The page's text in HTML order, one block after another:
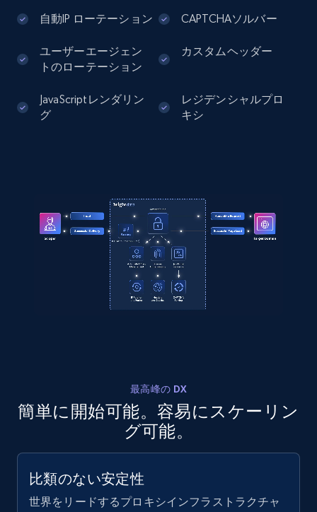
11.3K+ 無料トライアル
URL
URL, ID, User id, Use url, Title, Headline, Post
LinkedIn posts - Discover posts by Profile
URL, ID, User id, Use url, Title, Headline, Post
text, Date posted, and more.
LinkedIn posts - Discover new posts
company URL
11.3K+ 1.5K+ 無料トライアル
自動IP ローテーション CAPTCHAソルバー
ユーザーエージェン
トのローテーション
カスタムヘッダー
JavaScriptレンダリン
グ
レジデンシャルプロ
キシ
最高峰の DX
簡単に開始可能。容易にスケーリン
グ可能。
比類のない安定性
世界をリードするプロキシインフラストラクチャ